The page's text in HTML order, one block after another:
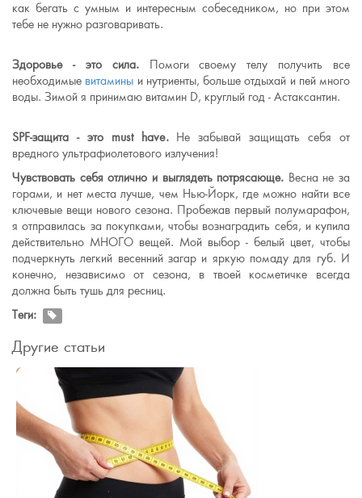
как бегать с умным и интересным собеседником, но при этом
тебе не нужно разговаривать.
Здоровье - это сила.Помоги своему телу получить все
необходимые витамины и нутриенты, больше отдыхай и пей много
воды. Зимой я принимаю витамин D, круглый год - Астаксантин.
SPF-защита - это must have.Не забывай защищать себя от
вредного ультрафиолетового излучения!
Чувствовать себя отлично и выглядеть потрясающе. Весна не за
горами, и нет места лучше, чем Нью-Йорк, где можно найти все
ключевые вещи нового сезона. Пробежав первый полумарафон,
я отправилась за покупками, чтобы вознаградить себя, и купила
действительно МНОГО вещей. Мой выбор - белый цвет, чтобы
подчеркнуть легкий весенний загар и яркую помаду для губ. И
конечно, независимо от сезона, в твоей косметичке всегда
должна быть тушь для ресниц.
Теги:
Другие статьи